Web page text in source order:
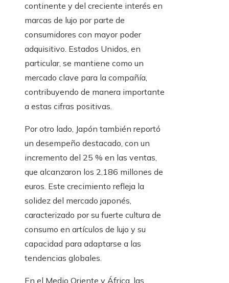
continente y del creciente interés en
marcas de lujo por parte de
consumidores con mayor poder
adquisitivo. Estados Unidos, en
particular, se mantiene como un
mercado clave para la compañía,
contribuyendo de manera importante
a estas cifras positivas.
Por otro lado, Japón también reportó
un desempeño destacado, con un
incremento del 25 % en las ventas,
que alcanzaron los 2,186 millones de
euros. Este crecimiento refleja la
solidez del mercado japonés,
caracterizado por su fuerte cultura de
consumo en artículos de lujo y su
capacidad para adaptarse a las
tendencias globales.
En el Medio Oriente y África, las